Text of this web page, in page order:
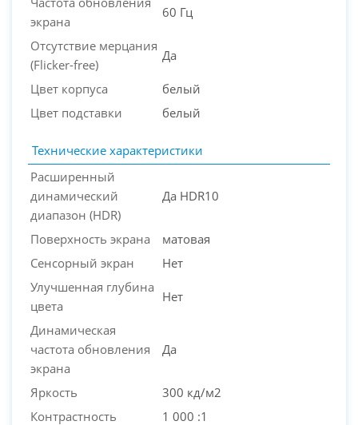
экрана
60 Гц
Отсутствие мерцания
(Flicker-free)
Да
Цвет корпуса
белый
Цвет подставки
белый
Технические характеристики
Расширенный
динамический
диапазон (HDR)
Да HDR10
Поверхность экрана
матовая
Сенсорный экран
Нет
Улучшенная глубина
цвета
Нет
Динамическая
частота обновления
экрана
Да
Яркость
300 кд/м2
Контрастность
1 000 :1